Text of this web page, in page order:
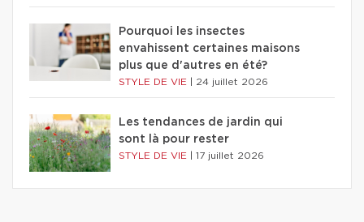
Pourquoi les insectes
envahissent certaines maisons
plus que d'autres en été?
STYLE DE VIE 24 juillet 2026
Les tendances de jardin qui
sont là pour rester
STYLE DE VIE 17 juillet 2026